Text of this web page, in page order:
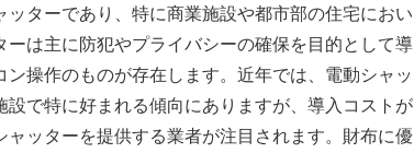
ターであり、特に商業施設や都市部の住宅におい
は主に防犯やプライバシーの確保を目的として導
操作のものが存在します。近年では、電動シャッ
で特に好まれる傾向にありますが、導入コストが
ッターを提供する業者が注目されます。財布に優